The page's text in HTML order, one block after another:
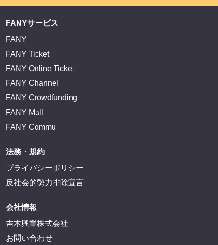
FANYサービス
FANY
FANY Ticket
FANY Online Ticket
FANY Channel
FANY Crowdfunding
FANY Mall
FANY Commu
法務・規約
プライバシーポリシー
反社会的勢力排除宣言
会社情報
吉本興業株式会社
お問い合わせ